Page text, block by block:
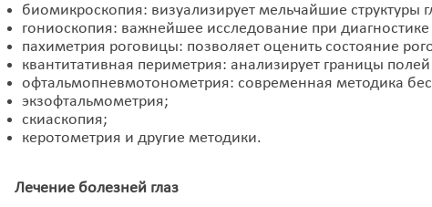
биомикроскопия: визуализирует мельчайшие структуры
гониоскопия: важнейшее исследование при
пахиметрия роговицы: позволяет оценить состояние
квантитативная периметрия: анализирует границы
офтальмопневмотонометрия: современная методика
экзофтальмометрия;
скиаскопия;
керотометрия и другие методики.
Лечение болезней глаз